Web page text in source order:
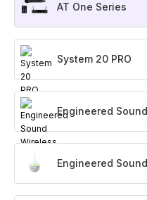
AT One Series
System 20 PRO
Engineered
Engineered Sound